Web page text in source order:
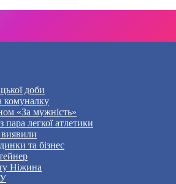
доби
комуналку
«За мужність»
легкої атлетики
та бізнес
Ніжина